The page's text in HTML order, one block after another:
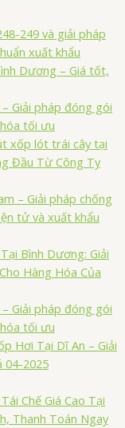
249 và giải pháp
xuất khẩu
Dương – Giá tốt,
Giải pháp đóng gói
tối ưu
xốp lót trái cây tại
Đầu Từ Công Ty
– Giải pháp chống
tử và xuất khẩu
Bình Dương: Giải
Hàng Hóa Của
Giải pháp đóng gói
tối ưu
Hơi Tại Dĩ An – Giải
04-2025
Chế Giá Cao Tại
Thanh Toán Ngay